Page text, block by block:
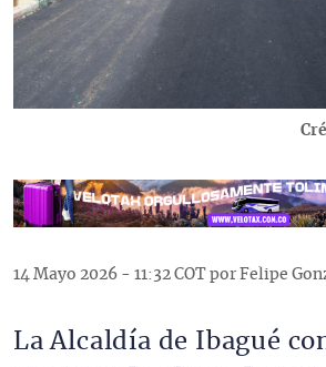
14 Mayo 2026 - 11:32 COT por Felipe
La Alcaldía de Ibagué